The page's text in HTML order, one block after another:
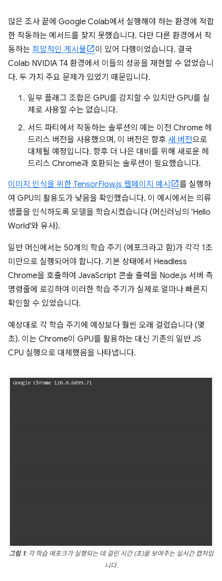
많은 조사 끝에 Google Colab에서 실행해야 하는 환경에 적합
한 작동하는 메서드를 찾지 못했습니다. 다만 다른 환경에서 작
동하는 희망적인 게시물
이 있어 다행이었습니다. 결국
Colab NVIDIA T4 환경에서 이들의 성공을 재현할 수 없었습니
다. 두 가지 주요 문제가 있었기 때문입니다.
일부 플래그 조합은 GPU를 감지할 수 있지만 GPU를 실
제로 사용할 수는 없습니다.
서드 파티에서 작동하는 솔루션의 예는 이전 Chrome 헤
드리스 버전을 사용했으며, 이 버전은 향후 새 버전으로
대체될 예정입니다. 향후 더 나은 대비를 위해 새로운 헤
드리스 Chrome과 호환되는 솔루션이 필요했습니다.
이미지 인식을 위한 TensorFlow.js 웹페이지 예시
를 실행하
여 GPU의 활용도가 낮음을 확인했습니다. 이 예시에서는 의류
샘플을 인식하도록 모델을 학습시켰습니다 (머신러닝의 'Hello
World'와 유사).
일반 머신에서는 50개의 학습 주기 (에포크라고 함)가 각각 1초
미만으로 실행되어야 합니다. 기본 상태에서 Headless
Chrome을 호출하여 JavaScript 콘솔 출력을 Node.js 서버 측
명령줄에 로깅하여 이러한 학습 주기가 실제로 얼마나 빠른지
확인할 수 있었습니다.
예상대로 각 학습 주기에 예상보다 훨씬 오래 걸렸습니다 (몇
초). 이는 Chrome이 GPU를 활용하는 대신 기존의 일반 JS
CPU 실행으로 대체했음을 나타냅니다.
그림 1: 각 학습 에포크가 실행되는 데 걸린 시간 (초)을 보여주는 실시간 캡처입
니다.